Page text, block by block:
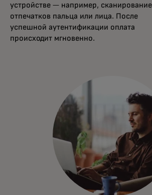
устройстве — например, сканирование
отпечатков пальца или лица. После
успешной аутентификации оплата
происходит мгновенно.